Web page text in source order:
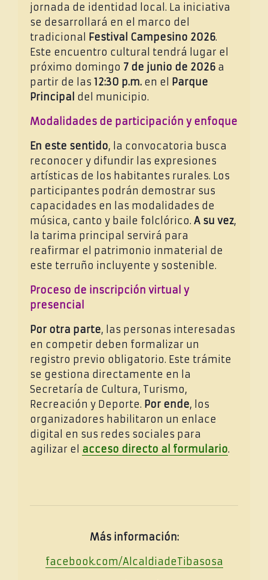
jornada de identidad local. La iniciativa
se desarrollará en el marco del
tradicional Festival Campesino 2026.
Este encuentro cultural tendrá lugar el
próximo domingo 7 de junio de 2026 a
partir de las 12:30 p.m. en el Parque
Principal del municipio.
Modalidades de participación y enfoque
En este sentido, la convocatoria busca
reconocer y difundir las expresiones
artísticas de los habitantes rurales. Los
participantes podrán demostrar sus
capacidades en las modalidades de
música, canto y baile folclórico. A su vez,
la tarima principal servirá para
reafirmar el patrimonio inmaterial de
este terruño incluyente y sostenible.
Proceso de inscripción virtual y
presencial
Por otra parte, las personas interesadas
en competir deben formalizar un
registro previo obligatorio. Este trámite
se gestiona directamente en la
Secretaría de Cultura, Turismo,
Recreación y Deporte. Por ende, los
organizadores habilitaron un enlace
digital en sus redes sociales para
agilizar el acceso directo al formulario.
Más información:
facebook.com/AlcaldiadeTibasosa